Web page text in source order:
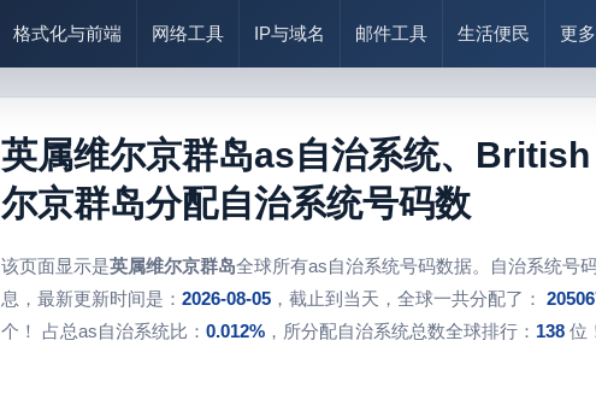
格式化与前端 网络工具 IP与域名 邮件工具 生活便民 更
英属维尔京群岛as自治系统、
尔京群岛分配自治系统号码数
该页面显示是英属维尔京群岛全球所有as自治系统号码数据。自治系统号
息，最新更新时间是： 2026-08-05，截止到当天，全球一共分配了：
个！ 占总as自治系统比： 0.012%，所分配自治系统总数全球排行： 138位